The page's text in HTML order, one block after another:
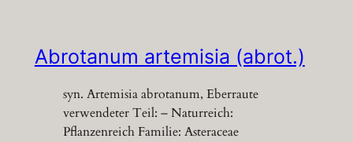
Abrotanum artemisia (abrot.)
syn. Artemisia abrotanum, Eberraute
verwendeter Teil: – Naturreich:
Pflanzenreich Familie: Asteraceae